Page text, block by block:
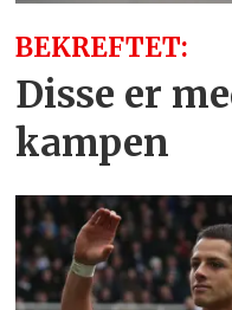
BEKREFTET:
Disse er
kampen